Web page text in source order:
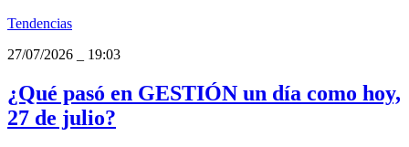
Tendencias
27/07/2026
19:03
¿Qué pasó en GESTIÓN un día como hoy,
27 de julio?